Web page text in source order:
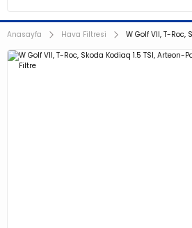
Anasayfa Hava Filtresi W Golf VII, T-Roc,